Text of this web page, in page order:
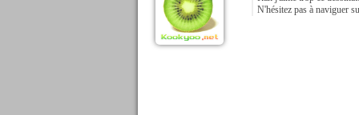
N'hésitez pas à naviguer